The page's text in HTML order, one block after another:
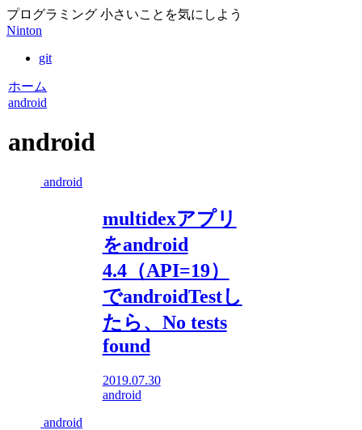
プログラミング 小さいことを気にしよう
Ninton
git
ホーム
android
android
android
multidexアプリ
をandroid
4.4（API=19）
でandroidTestし
たら、No tests
found
2019.07.30
android
android